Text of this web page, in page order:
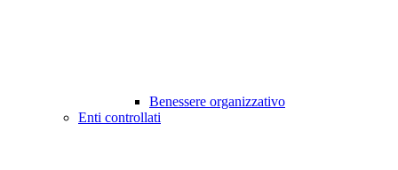
Benessere organizzativo
Enti controllati